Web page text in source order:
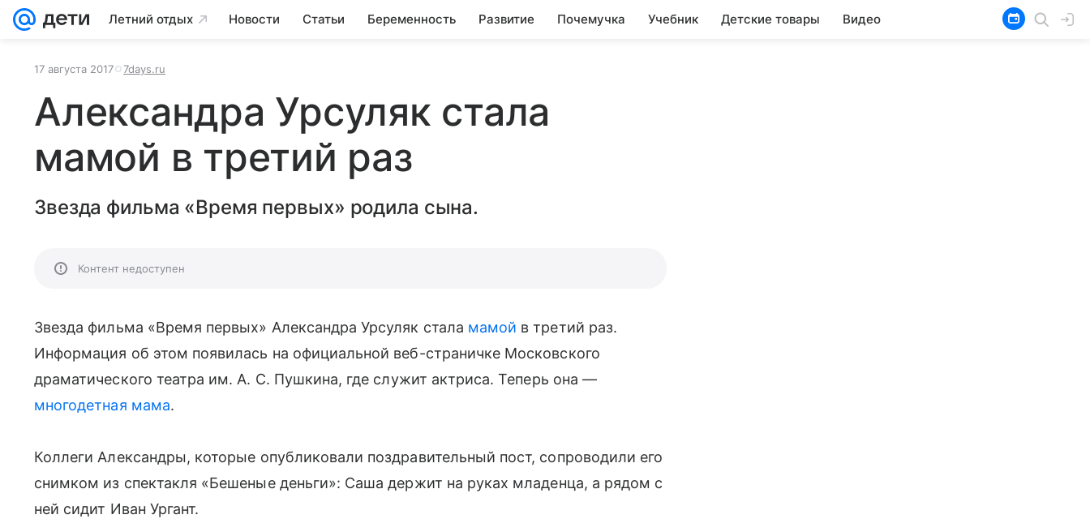
Летний отдых Новости Статьи Беременность Развитие Почемучка Учебник Детские товары Видео
17 августа 2017 7days.ru
Александра Урсуляк стала
мамой в третий раз
Звезда фильма «Время первых» родила сына.
Контент недоступен
Звезда фильма «Время первых» Александра Урсуляк стала мамой в третий раз.
Информация об этом появилась на официальной веб-страничке Московского
драматического театра им. А. С. Пушкина, где служит актриса. Теперь она —
многодетная мама.
Коллеги Александры, которые опубликовали поздравительный пост, сопроводили его
снимком из спектакля «Бешеные деньги»: Саша держит на руках младенца, а рядом с
ней сидит Иван Ургант.